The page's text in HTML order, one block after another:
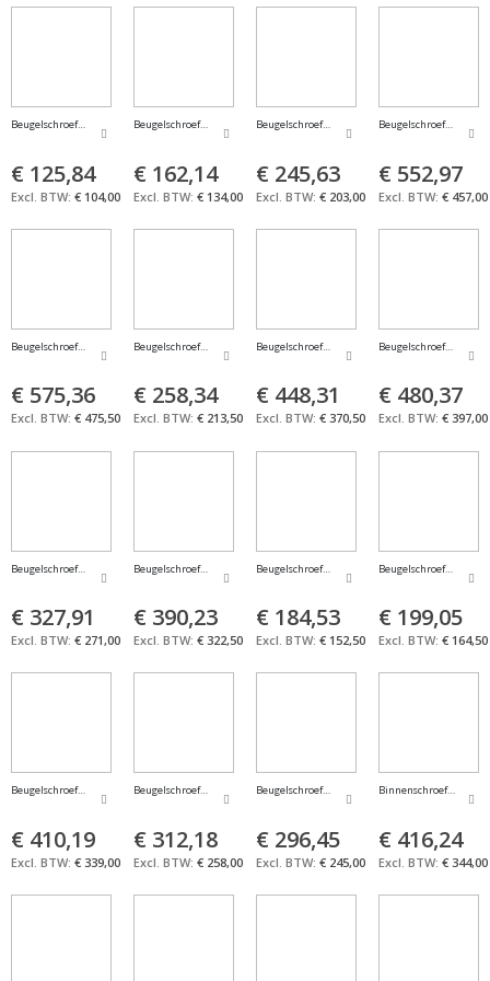
Beugelschroefmaat met gewelfde meetvlakken 0-25mm FORMAT
€ 125,84
€ 104,00
Beugelschroefmaat met ring 0-15mm FORMAT
€ 162,14
€ 134,00
Beugelschroefmaat met ring 0-25mm FORMAT
€ 245,63
€ 203,00
Beugelschroefmaat
€ 552,97
€ 457,00
Beugelschroefmaat met <br>verwisselbare inzetstukken 25-50mm FORMAT
€ 575,36
€ 475,50
Beugelschroefmaat tandbreedtemeting 0-25mm FORMAT
€ 258,34
€ 213,50
Beugelschroefmaat tandbreedtemeting 100-
€ 448,31
€ 370,50
Beugelschroefmaat
€ 480,37
€ 397,00
Beugelschroefmaat tandbreedtemeting 50-75mm FORMAT
€ 327,91
€ 271,00
Beugelschroefmaat tandbreedtemeting 75-100mm FORMAT
€ 390,23
€ 322,50
Beugelschroefmaat versprongen meetvlak 0-
€ 184,53
€ 152,50
Beugelschroefmaat
€ 199,05
€ 164,50
Beugelschroefmaat vijfpunts 108grad. met prisma-aambeeld 25-45mm FORMAT
€ 410,19
€ 339,00
Beugelschroefmaat vijfpunts 108grad. met prisma-aambeeld 5-25mm
€ 312,18
€ 258,00
Beugelschroefmatenset 0-100mm FORMAT
€ 296,45
€ 245,00
Binnenschroefmaat
€ 416,24
€ 344,00